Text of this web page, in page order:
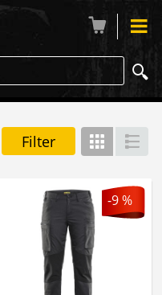
Filter Gitter
-9 %